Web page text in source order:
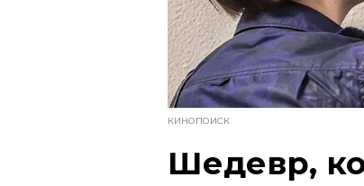
КИНОПОИСК
Шедевр,